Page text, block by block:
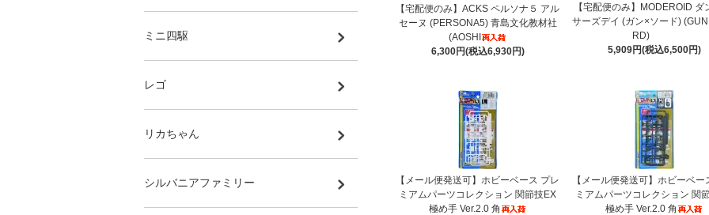
【宅配便のみ】ACKS ペルソナ５ アル
セーヌ (PERSONA5) 青島文化教材社
(AOSHI
6,300円(税込6,930円)
【宅配便のみ】MODEROID ダ
サーズデイ (ガン×ソード)
RD)
5,909円(税込6,500円)
【メール便発送可】ホビーベース プレ
ミアムパーツコレクション 関節技EX
極め手 Ver.2.0 角
【メール便発送可】ホビーベー
ミアムパーツコレクション 関
極め手 Ver.2.0 角
ミニ四駆
レゴ
リカちゃん
シルバニアファミリー